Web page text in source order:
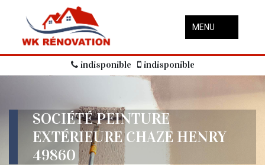
MENU
indisponible indisponible
SOCIÉTÉ PEINTURE
EXTÉRIEURE CHAZE HENRY
49860